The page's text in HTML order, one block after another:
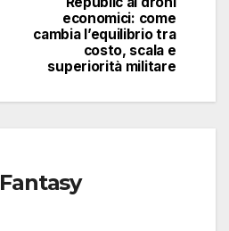
economici: come
cambia l’equilibrio tra
costo, scala e
superiorità militare
Fantasy